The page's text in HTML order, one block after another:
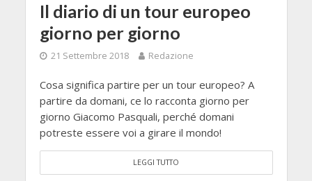
Il diario di un tour europeo
giorno per giorno
21 Settembre 2018 Redazione
Cosa significa partire per un tour europeo? A
partire da domani, ce lo racconta giorno per
giorno Giacomo Pasquali, perché domani
potreste essere voi a girare il mondo!
LEGGI TUTTO